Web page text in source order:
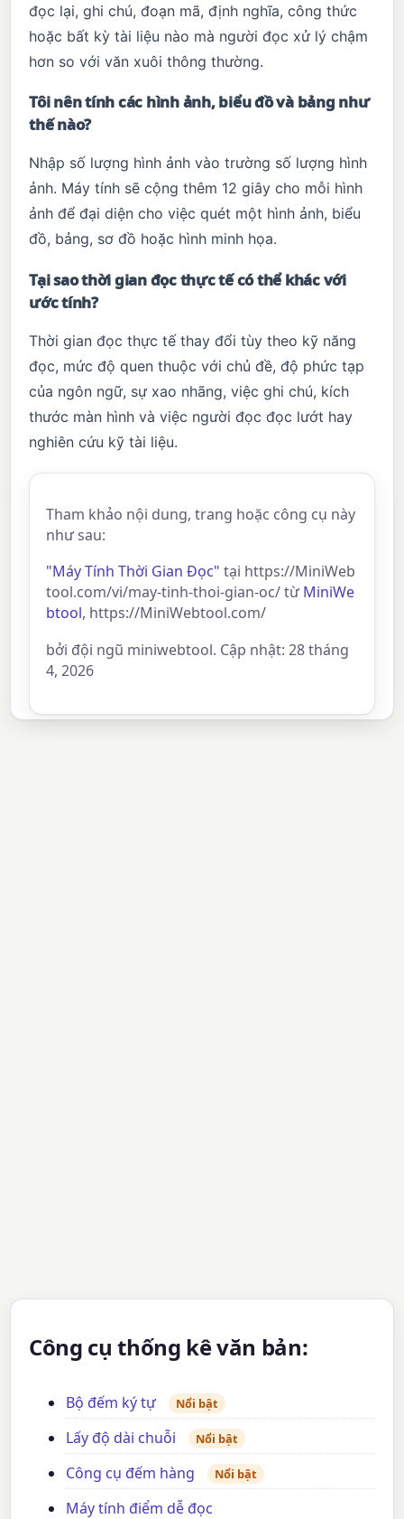
đọc lại, ghi chú, đoạn mã, định nghĩa, công thức
hoặc bất kỳ tài liệu nào mà người đọc xử lý chậm
hơn so với văn xuôi thông thường.
Tôi nên tính các hình ảnh, biểu đồ và bảng như
thế nào?
Nhập số lượng hình ảnh vào trường số lượng hình
ảnh. Máy tính sẽ cộng thêm 12 giây cho mỗi hình
ảnh để đại diện cho việc quét một hình ảnh, biểu
đồ, bảng, sơ đồ hoặc hình minh họa.
Tại sao thời gian đọc thực tế có thể khác với
ước tính?
Thời gian đọc thực tế thay đổi tùy theo kỹ năng
đọc, mức độ quen thuộc với chủ đề, độ phức tạp
của ngôn ngữ, sự xao nhãng, việc ghi chú, kích
thước màn hình và việc người đọc đọc lướt hay
nghiên cứu kỹ tài liệu.
Tham khảo nội dung, trang hoặc công cụ này
như sau:
"Máy Tính Thời Gian Đọc" tại https://MiniWeb
tool.com/vi/may-tinh-thoi-gian-oc/ từMiniWe
btool, https://MiniWebtool.com/
bởi đội ngũ miniwebtool. Cập nhật: 28 tháng
4, 2026
Công cụ thống kê văn bản:
Bộ đếm ký tự Nổi bật
Lấy độ dài chuỗi Nổi bật
Công cụ đếm hàng Nổi bật
Máy tính điểm dễ đọc